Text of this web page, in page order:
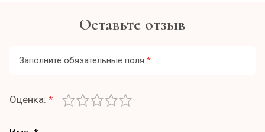
Оставьте отзыв
Заполните обязательные поля *.
Оценка: *